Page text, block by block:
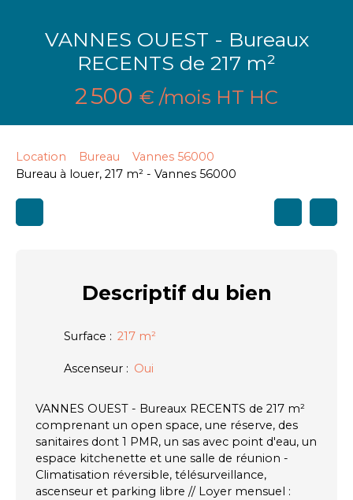
VANNES OUEST - Bureaux
RECENTS de 217 m²
2 500 € /mois HT HC
Location Bureau
Vannes 56000
Bureau à louer, 217 m² - Vannes 56000
Descriptifdu bien
Surface : 217 m²
Ascenseur : Oui
VANNES OUEST - Bureaux RECENTS de 217 m²
comprenant un open space, une réserve, des
sanitaires dont 1 PMR, un sas avec point d'eau, un
espace kitchenette et une salle de réunion -
Climatisation réversible, télésurveillance,
ascenseur et parking libre // Loyer mensuel :